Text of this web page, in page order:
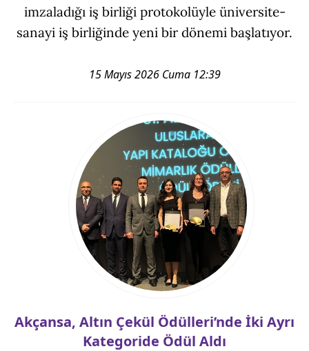
imzaladığı iş birliği protokolüyle üniversite-
sanayi iş birliğinde yeni bir dönemi başlatıyor.
15 Mayıs 2026 Cuma 12:39
Akçansa, Altın Çekül Ödülleri’nde İki Ayrı
Kategoride Ödül Aldı